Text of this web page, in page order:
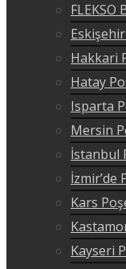
FLEKSO
Hakkari
Hatay
Isparta
Mersin
İstanbul
İzmir’de
Kars
Kayseri